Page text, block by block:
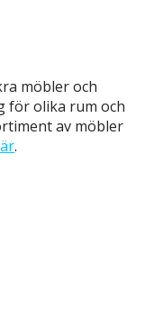
möbler och
för olika rum och
av möbler
.